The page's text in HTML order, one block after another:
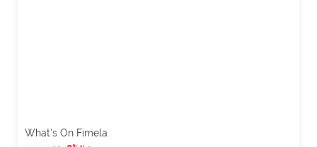
What's On Fimela